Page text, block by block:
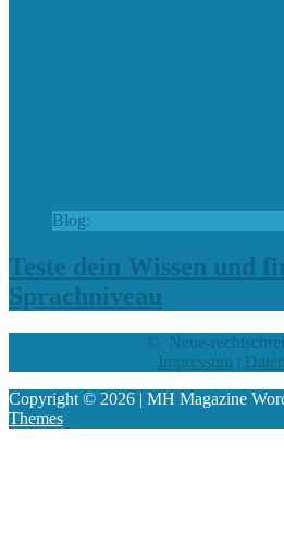
Blog:
Teste dein Wissen und
Sprachniveau
© Neue-
Impressum |
Copyright © 2026 | MH Magazine
Themes